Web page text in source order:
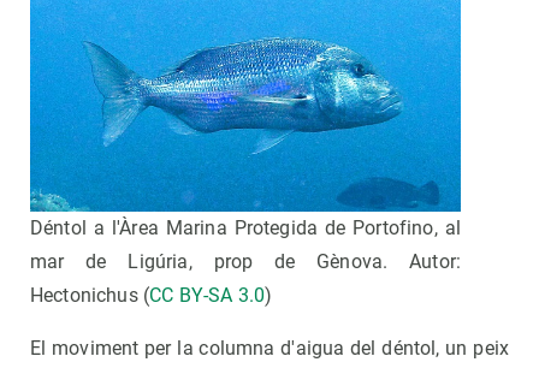
Déntol a l'Àrea Marina Protegida de Portofino, al
mar de Ligúria, prop de Gènova. Autor:
Hectonichus (CC BY-SA 3.0)
El moviment per la columna d'aigua del déntol, un peix